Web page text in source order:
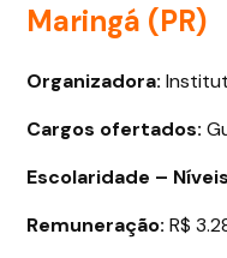
Maringá (PR)
Organizadora:
Cargos ofertados:
Escolaridade –
Remuneração: R$